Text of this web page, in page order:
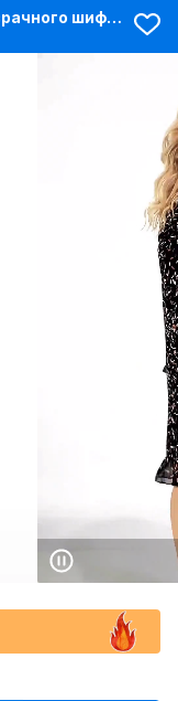
Платье А-силуэта из полупрозрачного шифона с сборкой